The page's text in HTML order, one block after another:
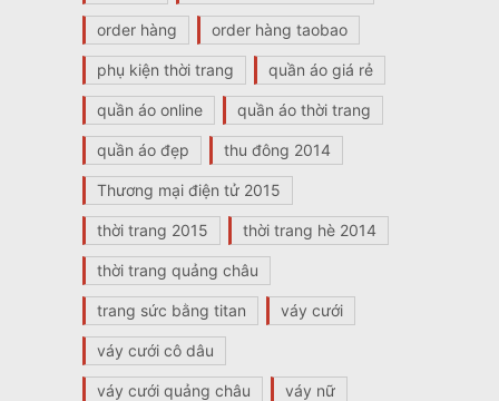
order hàng order hàng taobao
phụ kiện thời trang quần áo giá rẻ
quần áo online quần áo thời trang
quần áo đẹp thu đông 2014
Thương mại điện tử 2015
thời trang 2015 thời trang hè 2014
thời trang quảng châu
trang sức bằng titan váy cưới
váy cưới cô dâu
váy cưới quảng châu váy nữ